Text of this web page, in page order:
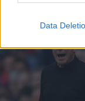
Data